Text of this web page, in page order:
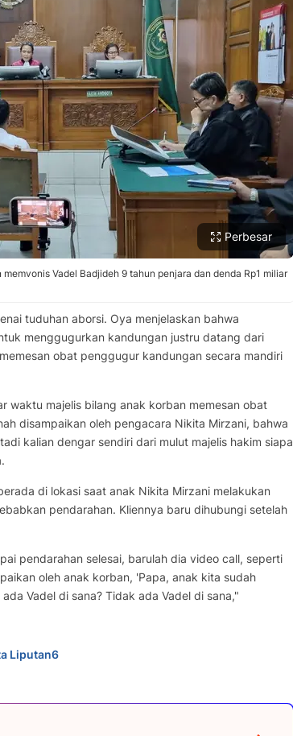
Perbesar
Vadel Badjideh 9 tahun penjara dan denda Rp1 miliar
tuduhan aborsi. Oya menjelaskan bahwa
menggugurkan kandungan justru datang dari
obat penggugur kandungan secara mandiri
waktu majelis bilang anak korban memesan obat
disampaikan oleh pengacara Nikita Mirzani, bahwa
kalian dengar sendiri dari mulut majelis hakim siapa
di lokasi saat anak Nikita Mirzani melakukan
pendarahan. Kliennya baru dihubungi setelah
pendarahan selesai, barulah dia video call, seperti
oleh anak korban, 'Papa, anak kita sudah
Vadel di sana? Tidak ada Vadel di sana,"
Liputan6